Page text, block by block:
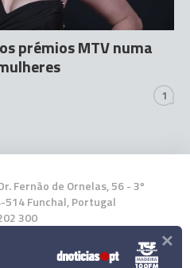
prémios MTV numa
1
Fernão de Ornelas, 56 - 3º
514 Funchal, Portugal
300
a nossa App ×